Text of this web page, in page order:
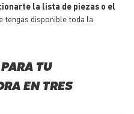
la lista de piezas o el
tengas disponible toda la
TU
EN TRES